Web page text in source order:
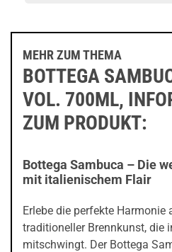
MEHR ZUM THEMA
BOTTEGA
VOL. 700ML,
ZUM PRODUKT:
Bottega Sambuca – Die
mit italienischem Flair
Erlebe die perfekte
traditioneller Brennkunst, die
mitschwingt. Der Bottega